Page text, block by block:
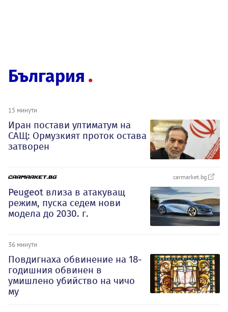
България
15 минути
Иран постави ултиматум на
САЩ: Ормузкият проток остава
затворен
carmarket.bg
Peugeot влиза в атакуващ
режим, пуска седем нови
модела до 2030. г.
36 минути
Повдигнаха обвинение на 18-
годишния обвинен в
умишлено убийство на чичо
му